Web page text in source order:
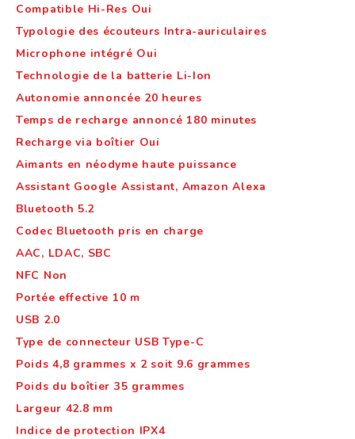
Compatible Hi-Res Oui
Typologie des écouteurs Intra-auriculaires
Microphone intégré Oui
Technologie de la batterie Li-Ion
Autonomie annoncée 20 heures
Temps de recharge annoncé 180 minutes
Recharge via boîtier Oui
Aimants en néodyme haute puissance
Assistant Google Assistant, Amazon Alexa
Bluetooth 5.2
Codec Bluetooth pris en charge
AAC, LDAC, SBC
NFC Non
Portée effective 10 m
USB 2.0
Type de connecteur USB Type-C
Poids 4,8 grammes x 2 soit 9.6 grammes
Poids du boîtier 35 grammes
Largeur 42.8 mm
Indice de protection IPX4